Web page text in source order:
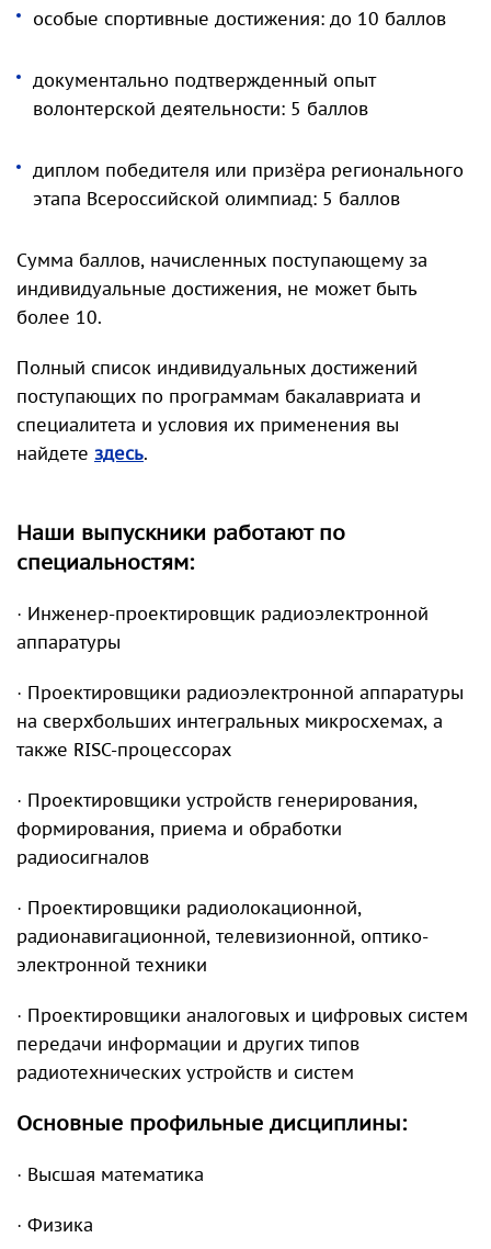
особые спортивные достижения: до 10 баллов
документально подтвержденный опыт
волонтерской деятельности: 5 баллов
диплом победителя или призёра регионального
этапа Всероссийской олимпиад: 5 баллов
Сумма баллов, начисленных поступающему за
индивидуальные достижения, не может быть
более 10.
Полный список индивидуальных достижений
поступающих по программам бакалавриата и
специалитета и условия их применения вы
найдете здесь.
Наши выпускники работают по
специальностям:
· Инженер-проектировщик радиоэлектронной
аппаратуры
· Проектировщики радиоэлектронной аппаратуры
на сверхбольших интегральных микросхемах, а
также RISC-процессорах
· Проектировщики устройств генерирования,
формирования, приема и обработки
радиосигналов
· Проектировщики радиолокационной,
радионавигационной, телевизионной, оптико-
электронной техники
· Проектировщики аналоговых и цифровых систем
передачи информации и других типов
радиотехнических устройств и систем
Основные профильные дисциплины:
· Высшая математика
· Физика